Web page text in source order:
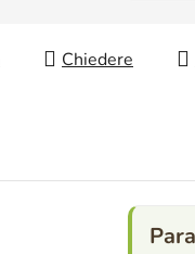
Chiedere